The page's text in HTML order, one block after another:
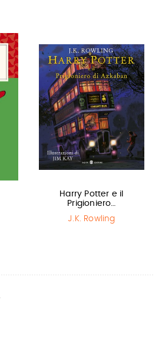
Harry Potter e il
Prigioniero…
J.K. Rowling